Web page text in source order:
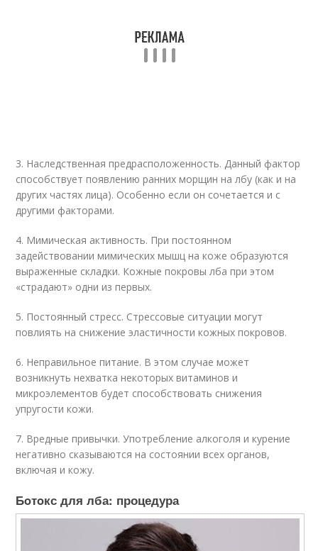
3. Наследственная предрасположенность. Данный фактор
способствует появлению ранних морщин на лбу (как и на
других частях лица). Особенно если он сочетается и с
другими факторами.
4. Мимическая активность. При постоянном
задействовании мимических мышц на коже образуются
выраженные складки. Кожные покровы лба при этом
«страдают» одни из первых.
5. Постоянный стресс. Стрессовые ситуации могут
повлиять на снижение эластичности кожных покровов.
6. Неправильное питание. В этом случае может
возникнуть нехватка некоторых витаминов и
микроэлементов будет способствовать снижения
упругости кожи.
7. Вредные привычки. Употребление алкоголя и курение
негативно сказываются на состоянии всех органов,
включая и кожу.
Бoтoкс для лба: процедура